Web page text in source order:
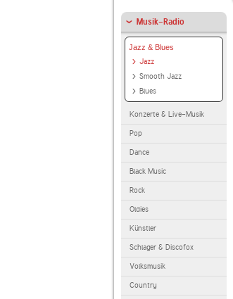
Musik-Radio
Jazz & Blues
Jazz
Smooth Jazz
Blues
Konzerte & Live-Musik
Pop
Dance
Black Music
Rock
Oldies
Künstler
Schlager & Discofox
Volksmusik
Country